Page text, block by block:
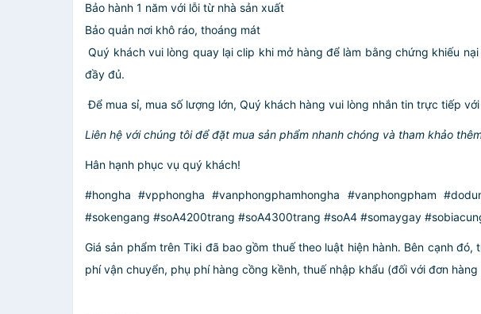
Bảo hành 1 năm với lỗi từ nhà sản xuất
Bảo quản nơi khô ráo, thoáng mát
Quý khách vui lòng quay lại clip khi mở hàng để làm bằng chứng khiếu
đầy đủ.
Để mua sỉ, mua số lượng lớn, Quý khách hàng vui lòng nhắn tin trực tiếp
Liên hệ với chúng tôi để đặt mua sản phẩm nhanh chóng và tham khảo
Hân hạnh phục vụ quý khách!
#hongha #vpphongha #vanphongphamhongha #vanphongpham
#sokengang #soA4200trang #soA4300trang #soA4 #somaygay
Giá sản phẩm trên Tiki đã bao gồm thuế theo luật hiện hành. Bên cạnh
phí vận chuyển, phụ phí hàng cồng kềnh, thuế nhập khẩu (đối với đơn